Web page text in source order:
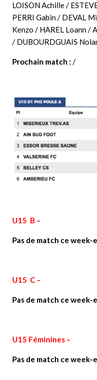
LOISON Achille /
PERRI Gabin / DEVAL
Kenzo / HAREL Loann /
/ DUBOURDGUAIS
Prochain match : /
U15 B –
Pas de match ce week-
U15 C –
Pas de match ce week-
U15 Féminines –
Pas de match ce week-